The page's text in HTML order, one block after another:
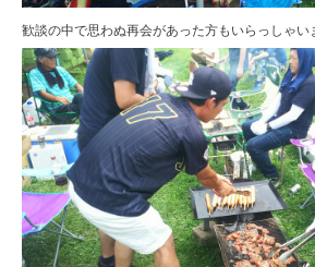
歓談の中で思わぬ再会があった方もいらっしゃい